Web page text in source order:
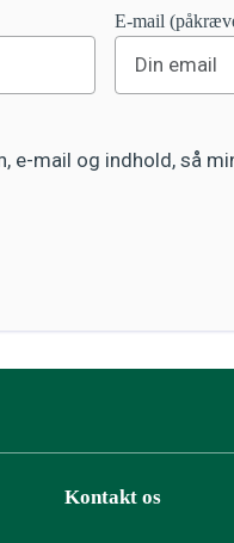
E-mail
e-mail og indhold, så
Kontakt os